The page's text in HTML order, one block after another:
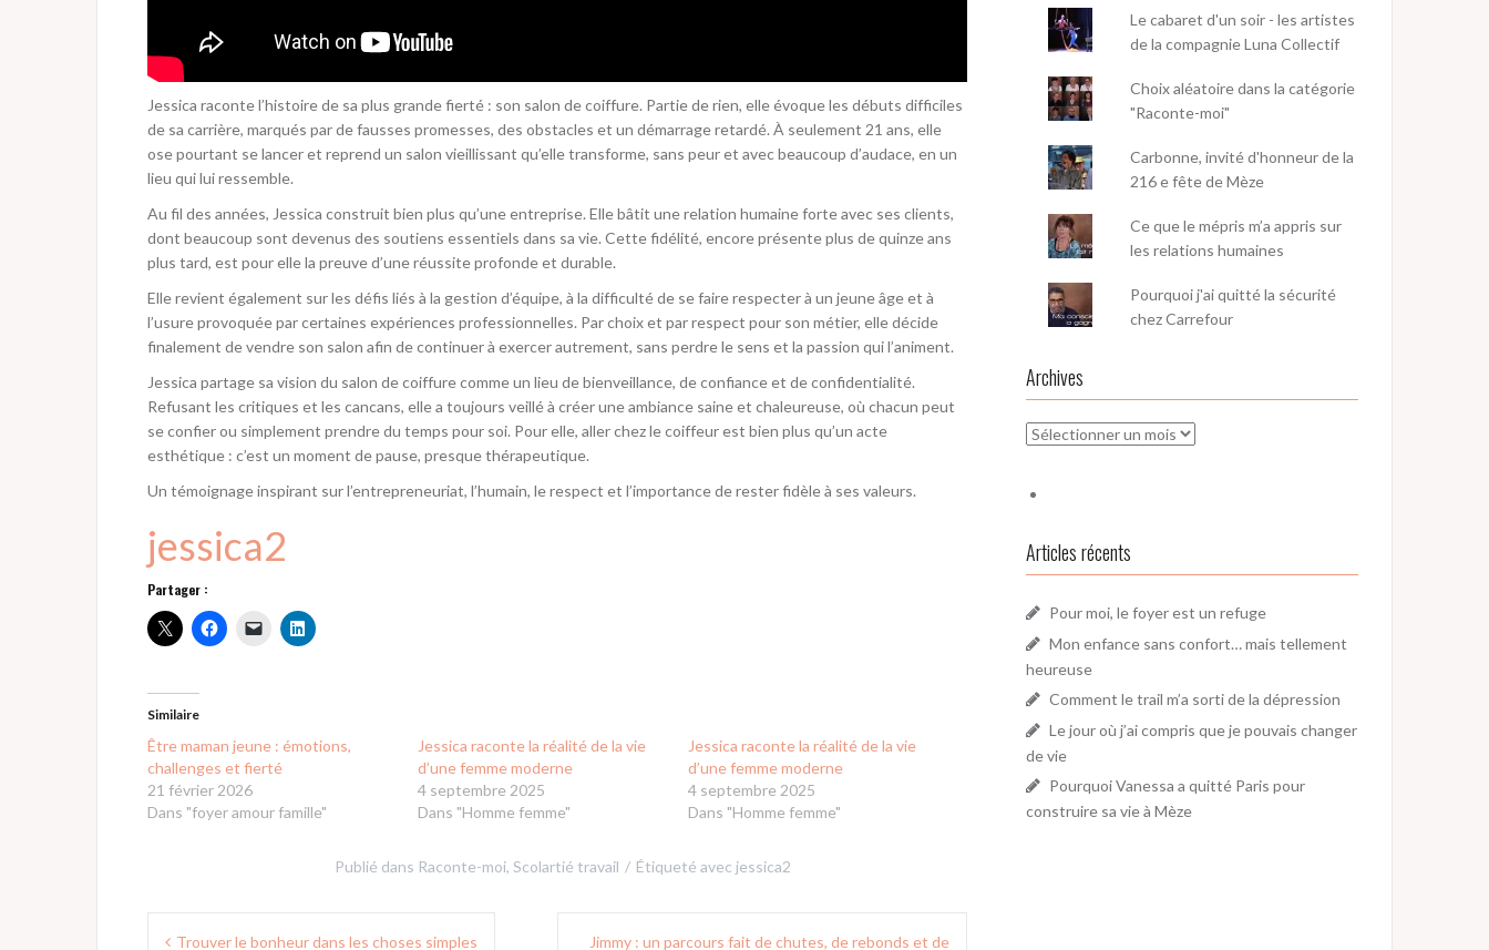
Jessica raconte l’histoire de sa plus grande fierté : son salon de coiffure. Partie de rien, elle évoque les débuts difficiles
de sa carrière, marqués par de fausses promesses, des obstacles et un démarrage retardé. À seulement 21 ans, elle
ose pourtant se lancer et reprend un salon vieillissant qu’elle transforme, sans peur et avec beaucoup d’audace, en un
lieu qui lui ressemble.
Au fil des années, Jessica construit bien plus qu’une entreprise. Elle bâtit une relation humaine forte avec ses clients,
dont beaucoup sont devenus des soutiens essentiels dans sa vie. Cette fidélité, encore présente plus de quinze ans
plus tard, est pour elle la preuve d’une réussite profonde et durable.
Elle revient également sur les défis liés à la gestion d’équipe, à la difficulté de se faire respecter à un jeune âge et à
l’usure provoquée par certaines expériences professionnelles. Par choix et par respect pour son métier, elle décide
finalement de vendre son salon afin de continuer à exercer autrement, sans perdre le sens et la passion qui l’animent.
Jessica partage sa vision du salon de coiffure comme un lieu de bienveillance, de confiance et de confidentialité.
Refusant les critiques et les cancans, elle a toujours veillé à créer une ambiance saine et chaleureuse, où chacun peut
se confier ou simplement prendre du temps pour soi. Pour elle, aller chez le coiffeur est bien plus qu’un acte
esthétique : c’est un moment de pause, presque thérapeutique.
Un témoignage inspirant sur l’entrepreneuriat, l’humain, le respect et l’importance de rester fidèle à ses valeurs.
jessica2
Partager :
Similaire
Être maman jeune : émotions,
challenges et fierté
21 février 2026
Dans "foyer amour famille"
Jessica raconte la réalité de la vie
d’une femme moderne
4 septembre 2025
Dans "Homme femme"
Jessica raconte la réalité de la vie
d’une femme moderne
4 septembre 2025
Dans "Homme femme"
Publié dans Raconte-moi, Scolartié travail Étiqueté avec jessica2
Navigation
Trouver le bonheur dans les choses simples
Jimmy : un parcours fait de chutes, de rebonds et de
Le cabaret d'un soir - les artistes
de la compagnie Luna Collectif
Choix aléatoire dans la catégorie
"Raconte-moi"
Carbonne, invité d'honneur de la
216 e fête de Mèze
Ce que le mépris m’a appris sur
les relations humaines
Pourquoi j'ai quitté la sécurité
chez Carrefour
Archives
Archives
Articles récents
Pour moi, le foyer est un refuge
Mon enfance sans confort… mais tellement
heureuse
Comment le trail m’a sorti de la dépression
Le jour où j’ai compris que je pouvais changer
de vie
Pourquoi Vanessa a quitté Paris pour
construire sa vie à Mèze